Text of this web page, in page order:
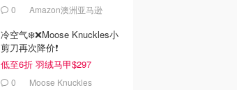
0 Amazon澳洲亚马逊
冷空气❄️❌️Moose Knuckles小
剪刀再次降价❗️
低至6折 羽绒马甲$297
0 Moose Knuckles